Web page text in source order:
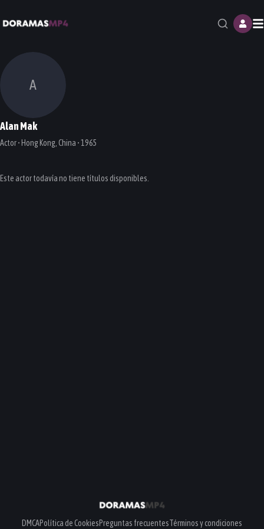
A
Alan Mak
Actor • Hong Kong, China • 1965
Este actor todavía no tiene títulos disponibles.
DMCAPolítica de CookiesPreguntas frecuentesTérminos y condiciones